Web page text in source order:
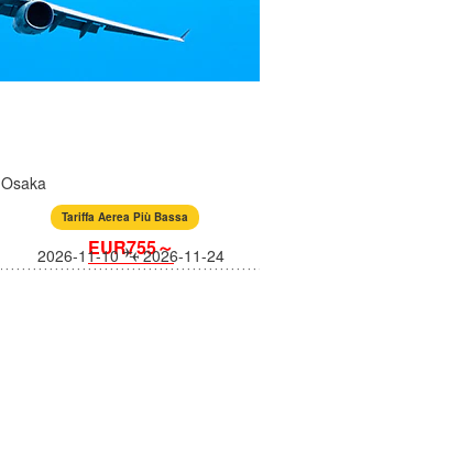
Osaka
Tariffa Aerea Più Bassa
EUR755～
2026-11-10 2026-11-24